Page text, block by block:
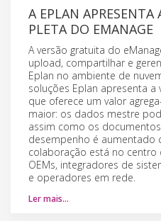
A EPLAN APRESENTA
PLETA DO EMANAGE
A versão gratuita do
upload, compartilhar e
Eplan no ambiente de
soluções Eplan apresenta
que oferece um valor
maior: os dados mestre
assim como os
desempenho é aumentado
colaboração está no centro
OEMs, integradores de
e operadores em rede.
Ler mais…